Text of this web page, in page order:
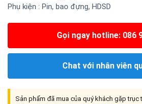
Phụ kiện : Pin, bao đựng, HDSD
Gọi ngay hotline: 086
Chat với nhân viên
Sản phẩm đã mua của quý khách gặp trục